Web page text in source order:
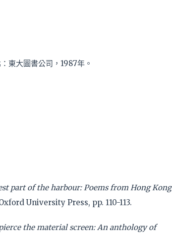
東大圖書公司，1987年。
part of the harbour: Poems from Hong Kong
University Press, pp. 110-113.
the material screen: An anthology of